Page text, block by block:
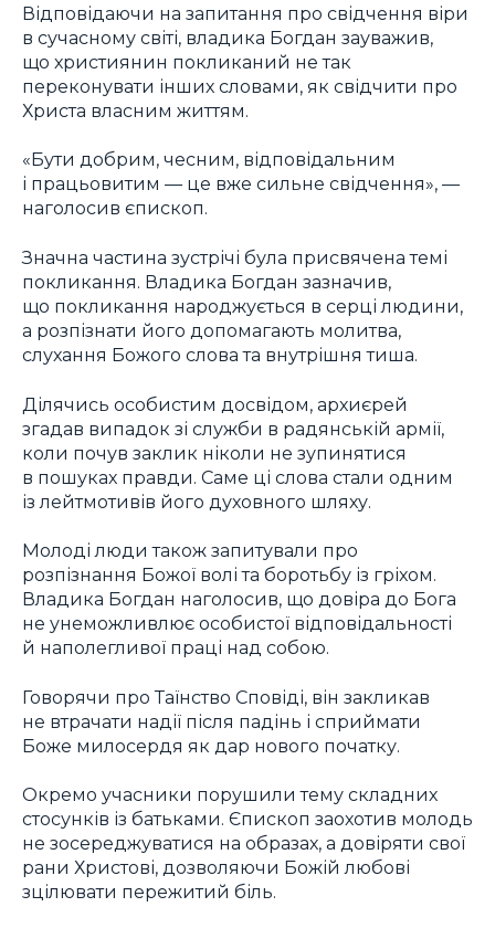
Відповідаючи на запитання про свідчення віри
в сучасному світі, владика Богдан зауважив,
що християнин покликаний не так
переконувати інших словами, як свідчити про
Христа власним життям.
«Бути добрим, чесним, відповідальним
і працьовитим — це вже сильне свідчення», —
наголосив єпископ.
Значна частина зустрічі була присвячена темі
покликання. Владика Богдан зазначив,
що покликання народжується в серці людини,
а розпізнати його допомагають молитва,
слухання Божого слова та внутрішня тиша.
Ділячись особистим досвідом, архиєрей
згадав випадок зі служби в радянській армії,
коли почув заклик ніколи не зупинятися
в пошуках правди. Саме ці слова стали одним
із лейтмотивів його духовного шляху.
Молоді люди також запитували про
розпізнання Божої волі та боротьбу із гріхом.
Владика Богдан наголосив, що довіра до Бога
не унеможливлює особистої відповідальності
й наполегливої праці над собою.
Говорячи про Таїнство Сповіді, він закликав
не втрачати надії після падінь і сприймати
Боже милосердя як дар нового початку.
Окремо учасники порушили тему складних
стосунків із батьками. Єпископ заохотив молодь
не зосереджуватися на образах, а довіряти свої
рани Христові, дозволяючи Божій любові
зцілювати пережитий біль.